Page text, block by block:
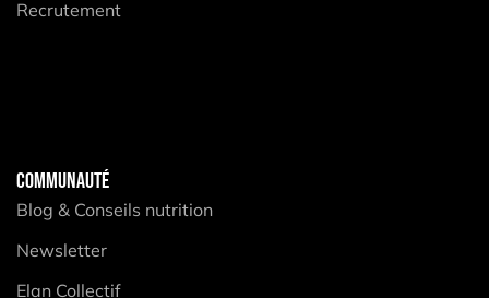
Recrutement
COMMUNAUTÉ
Blog & Conseils nutrition
Newsletter
Elan Collectif